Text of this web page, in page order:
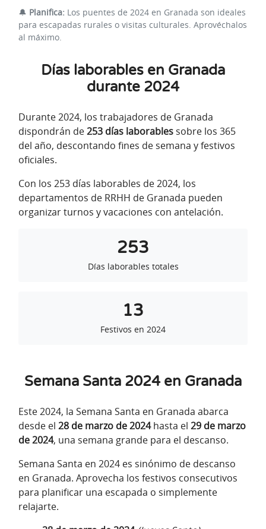
🔔 Planifica: Los puentes de 2024 en Granada son ideales
para escapadas rurales o visitas culturales. Aprovéchalos
al máximo.
Días laborables en Granada
durante 2024
Durante 2024, los trabajadores de Granada
dispondrán de253 días laborables sobre los 365
del año, descontando fines de semana y festivos
oficiales.
Con los 253 días laborables de 2024, los
departamentos de RRHH de Granada pueden
organizar turnos y vacaciones con antelación.
253
Días laborables totales
13
Festivos en 2024
Semana Santa 2024 en Granada
Este 2024, la Semana Santa en Granada abarca
desde el 28 de marzo de 2024hasta el 29 de marzo
de 2024, una semana grande para el descanso.
Semana Santa en 2024 es sinónimo de descanso
en Granada. Aprovecha los festivos consecutivos
para planificar una escapada o simplemente
relajarte.